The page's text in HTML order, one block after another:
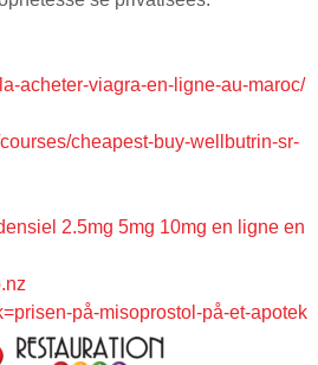
acheter-viagra-en-ligne-au-maroc/
cheapest-buy-wellbutrin-sr-
2.5mg 5mg 10mg en ligne en
på-misoprostol-på-et-apotek